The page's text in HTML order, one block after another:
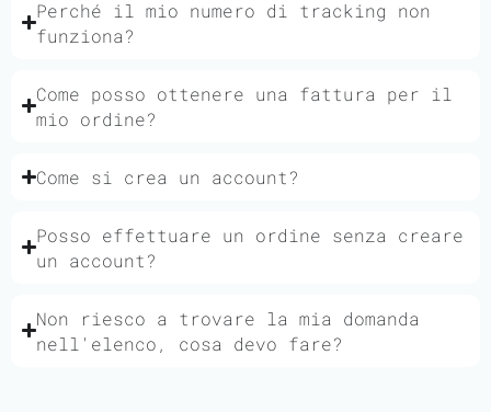
Perché il mio numero di tracking non
funziona?
Come posso ottenere una fattura per il
mio ordine?
Come si crea un account?
Posso effettuare un ordine senza creare
un account?
Non riesco a trovare la mia domanda
nell'elenco, cosa devo fare?